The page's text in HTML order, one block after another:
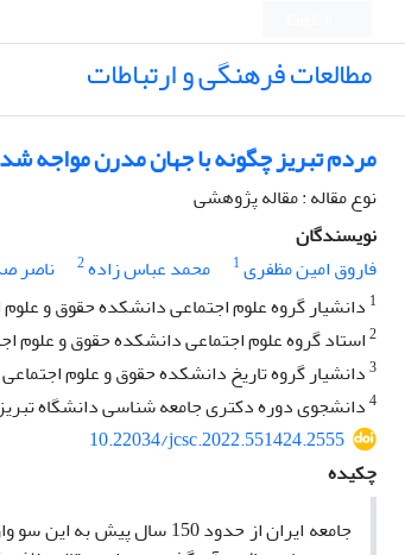
مطالعات فرهنگی و ارتباطات
مردم تبریز چگونه با جهان مدرن مواجه
نوع مقاله : مقاله پژوهشی
نویسندگان
فاروق امین مظفری1 محمد عباس زاده2 ناصر
1 دانشیار گروه علوم اجتماعی دانشکده حقوق و علوم
2استاد گروه علوم اجتماعی دانشکده حقوق و علوم
3دانشیار گروه تاریخ دانشکده حقوق و علوم
4دانشجوی دوره دکتری جامعه شناسی دانشگاه
10.22034/jcsc.2022.551424.2555
چکیده
جامعه ایران از حدود